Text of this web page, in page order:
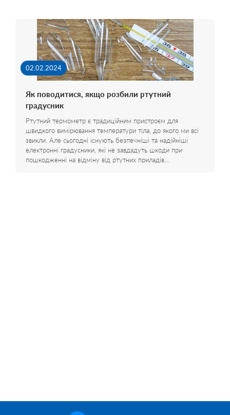
02.02.2024
Як поводитися, якщо розбили ртутний
градусник
Ртутний термометр є традиційним пристроєм для
швидкого вимірювання температури тіла, до якого ми всі
звикли. Але сьогодні існують безпечніші та надійніші
електронні градусники, які не завдадуть шкоди при
пошкодженні на відміну від ртутних приладів…